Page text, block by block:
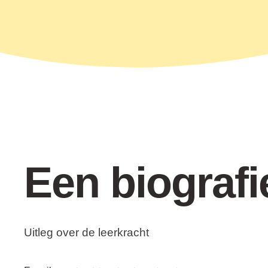
Een
Uitleg over de leerkracht